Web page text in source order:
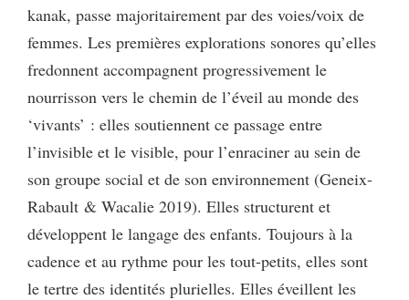
kanak, passe majoritairement par des voies/voix de
femmes. Les premières explorations sonores qu’elles
fredonnent accompagnent progressivement le
nourrisson vers le chemin de l’éveil au monde des
‘vivants’ : elles soutiennent ce passage entre
l’invisible et le visible, pour l’enraciner au sein de
son groupe social et de son environnement (Geneix-
Rabault & Wacalie 2019). Elles structurent et
développent le langage des enfants. Toujours à la
cadence et au rythme pour les tout-petits, elles sont
le tertre des identités plurielles. Elles éveillent les